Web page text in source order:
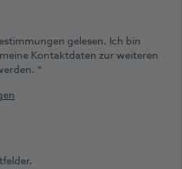
gelesen. Ich bin
Kontaktdaten zur weiteren
(Pflichtfeld)
*